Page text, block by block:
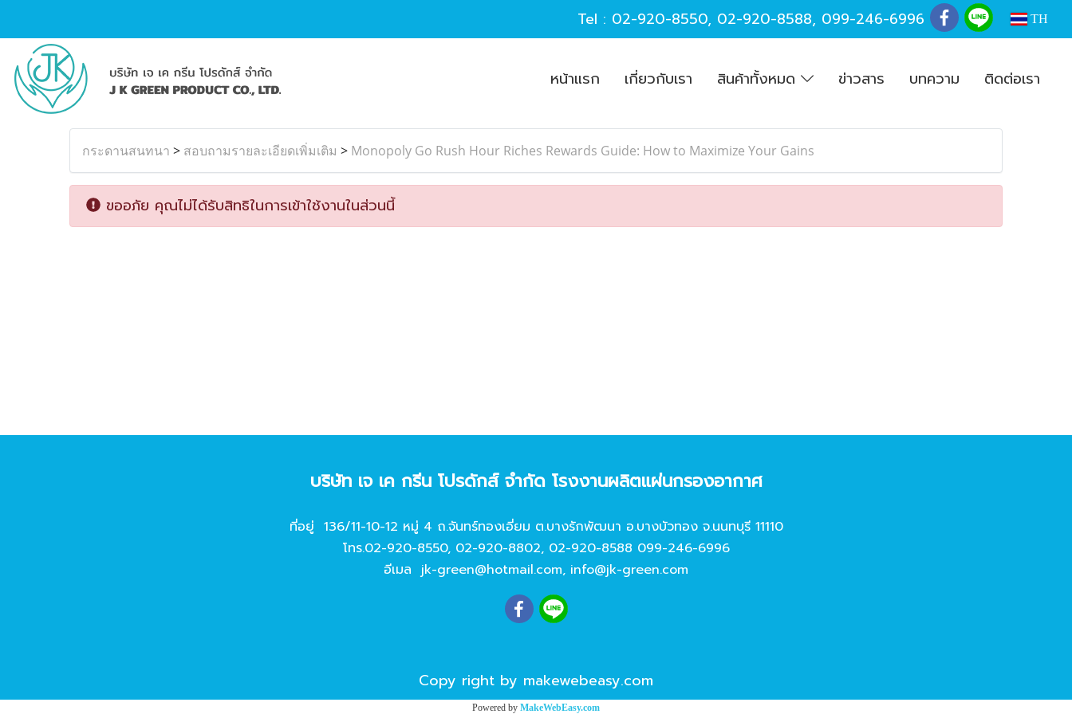
Tel : 02-920-8550, 02-920-8588, 099-246-6996 TH
หน้าแรก เกี่ยวกับเรา สินค้าทั้งหมด ข่าวสาร บทความ ติดต่อเรา
กระดานสนทนา > สอบถามรายละเอียดเพิ่มเติม > Monopoly Go Rush Hour Riches Rewards Guide: How to Maximize Your Gains
ขออภัย คุณไม่ได้รับสิทธิในการเข้าใช้งานในส่วนนี้
บริษัท เจ เค กรีน โปรดักส์ จํากัด โรงงานผลิตแผ่นกรองอากาศ
ที่อยู่ 136/11-10-12 หมู่ 4 ถ.จันทร์ทองเอี่ยม ต.บางรักพัฒนา อ.บางบัวทอง จ.นนทบุรี 11110
โทร.02-920-8550, 02-920-8802, 02-920-8588 099-246-6996
อีเมล jk-green@hotmail.com, info@jk-green.com
Copy right by makewebeasy.com
Powered by MakeWebEasy.com